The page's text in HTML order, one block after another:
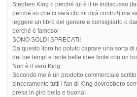
Stephen King o perché lui è il re indiscusso
perché so che ci sarà chi mi dirà contro!) ma
leggere un libro del genere e consigliarlo o
perché è famoso!
SONO SOLDI SPRECATI!
Da questo libro ho potuto captare una sorta
dei bei tempi e tante belle idee finite con un
Non è il vero King.
Secondo me è un prodotto commerciale
sinceramente tutti i fan di King dovrebbero
presa in giro bella e buona!